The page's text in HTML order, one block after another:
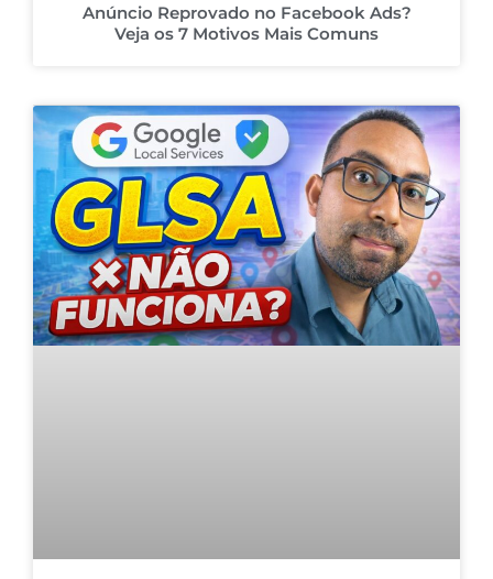
Anúncio Reprovado no Facebook Ads?
Veja os 7 Motivos Mais Comuns